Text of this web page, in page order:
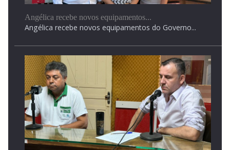
Angélica recebe novos equipamentos...
Angélica recebe novos equipamentos do Governo...